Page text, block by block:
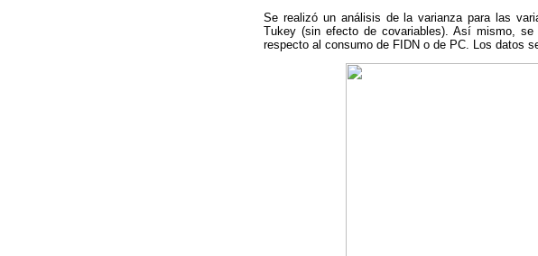
Se realizó un análisis de la varianza para las
Tukey (sin efecto de covariables). Así mismo,
respecto al consumo de FIDN o de PC. Los datos